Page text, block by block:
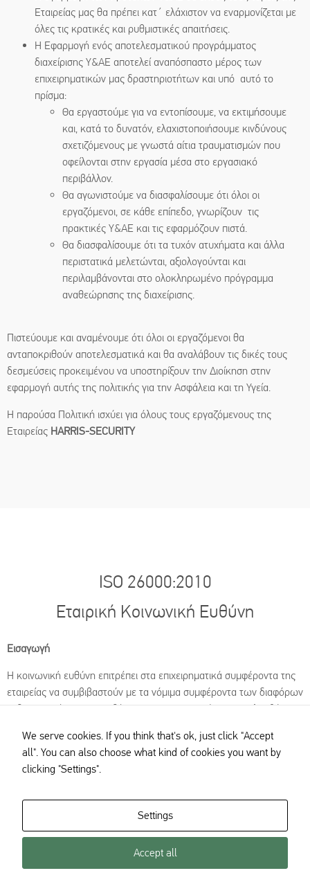
Εταιρείας μας θα πρέπει κατ΄ ελάχιστον να εναρμονίζεται με
όλες τις κρατικές και ρυθμιστικές απαιτήσεις.
Η Εφαρμογή ενός αποτελεσματικού προγράμματος
διαχείρισης Υ&AE αποτελεί αναπόσπαστο μέρος των
επιχειρηματικών μας δραστηριοτήτων και υπό αυτό το
πρίσμα:
Θα εργαστούμε για να εντοπίσουμε, να εκτιμήσουμε
και, κατά το δυνατόν, ελαχιστοποιήσουμε κινδύνους
σχετιζόμενους με γνωστά αίτια τραυματισμών που
οφείλονται στην εργασία μέσα στο εργασιακό
περιβάλλον.
Θα αγωνιστούμε να διασφαλίσουμε ότι όλοι οι
εργαζόμενοι, σε κάθε επίπεδο, γνωρίζουν τις
πρακτικές Υ&AE και τις εφαρμόζουν πιστά.
Θα διασφαλίσουμε ότι τα τυχόν ατυχήματα και άλλα
περιστατικά μελετώνται, αξιολογούνται και
περιλαμβάνονται στο ολοκληρωμένο πρόγραμμα
αναθεώρησης της διαχείρισης.
Πιστεύουμε και αναμένουμε ότι όλοι οι εργαζόμενοι θα
ανταποκριθούν αποτελεσματικά και θα αναλάβουν τις δικές τους
δεσμεύσεις προκειμένου να υποστηρίξουν την Διοίκηση στην
εφαρμογή αυτής της πολιτικής για την Ασφάλεια και τη Υγεία.
Η παρούσα Πολιτική ισχύει για όλους τους εργαζόμενους της
Εταιρείας HARRIS-SECURITY
ISO 26000:2010
Εταιρική Κοινωνική Ευθύνη
Εισαγωγή
Η κοινωνική ευθύνη επιτρέπει στα επιχειρηματικά συμφέροντα της
εταιρείας να συμβιβαστούν με τα νόμιμα συμφέροντα των διαφόρων
ενδιαφερομένων που ενδέχεται να επηρεαστούν, και αναλαμβάνει
κοινότητα γενικά και στο περιβάλλον. Η παρούσα Πολιτική Εταιρικής
Κοινωνικής Ευθύνης (εφεξής “Πολιτική ΕΚΕ”) προτίθεται να
θεσπίσει ένα πλαίσιο αναφοράς, από το οποίο η HARRIS SECURITY
ψηφιακή – την επιχείρηση και τη περιοχή στην οποία
δραστηριοποιείται, προσαρμόζοντας τοπικά όλες τις ενέργειες που
είναι απαραίτητες για τη συμμόρφωσή της.
We serve cookies. If you think that's ok, just click "Accept
all". You can also choose what kind of cookies you want by
clicking "Settings".
Settings
Accept all